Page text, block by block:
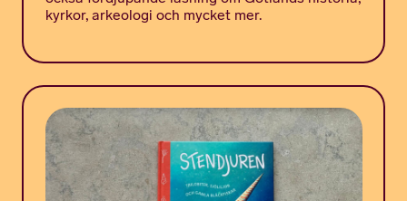
kyrkor, arkeologi och mycket mer.